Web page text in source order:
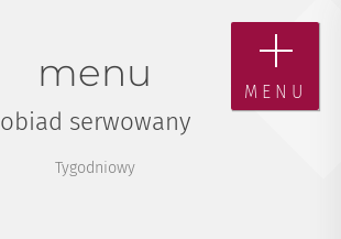
MENU
menu
obiad serwowany
Tygodniowy